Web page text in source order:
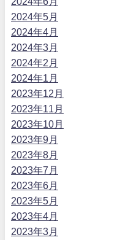
2024年5月
2024年4月
2024年3月
2024年2月
2024年1月
2023年12月
2023年11月
2023年10月
2023年9月
2023年8月
2023年7月
2023年6月
2023年5月
2023年4月
2023年3月